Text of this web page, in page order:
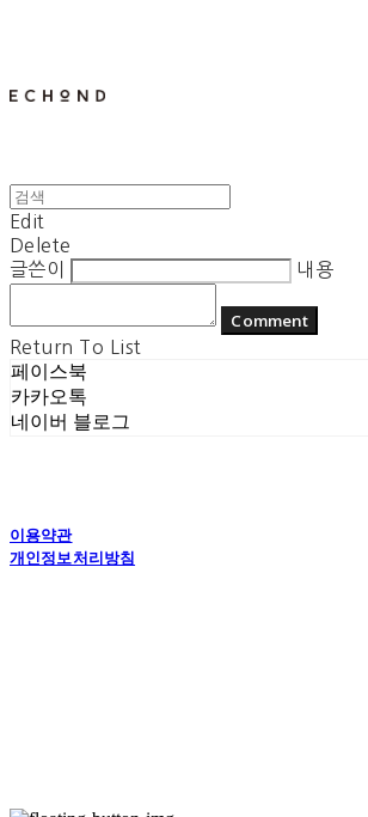
Edit
Delete
글쓴이
내용
Comment
Return To List
페이스북
카카오톡
네이버 블로그
이용약관
개인정보처리방침